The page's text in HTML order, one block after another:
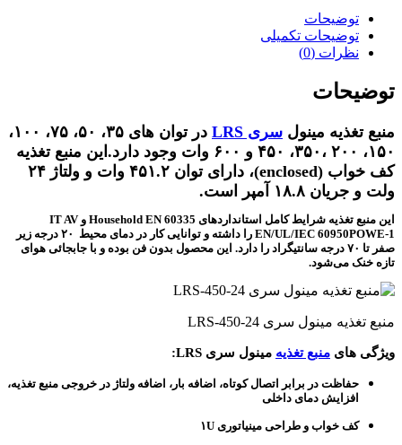
توضیحات
توضیحات تکمیلی
نظرات (0)
توضیحات
منبع تغذیه مینول سری LRS
در توان های ۳۵، ۵۰، ۷۵، ۱۰۰،
۱۵۰، ۲۰۰ ،۳۵۰، ۴۵۰ و ۶۰۰ وات وجود دارد.این منبع تغذیه
کف خواب (enclosed)، دارای توان ۴۵۱.۲ وات و ولتاژ ۲۴
ولت و جریان ۱۸.۸ آمپر است.
این منبع تغذیه شرایط کامل استانداردهای Household EN 60335 و IT AV
EN/UL/IEC 60950POWE-1 را داشته و توانایی کار در دمای محیط ۲۰ درجه زیر
صفر تا ۷۰ درجه سانتیگراد را دارد. این محصول بدون فن بوده و با جابجائی هوای
تازه خنک می‌شود.
منبع تغذیه مینول سری LRS-450-24
ویژگی های منبع تغذیه مینول سری LRS:
حفاظت در برابر اتصال کوتاه، اضافه بار، اضافه ولتاژ در خروجی منبع تغذیه،
افزایش دمای داخلی
کف خواب و طراحی مینیاتوری ۱U